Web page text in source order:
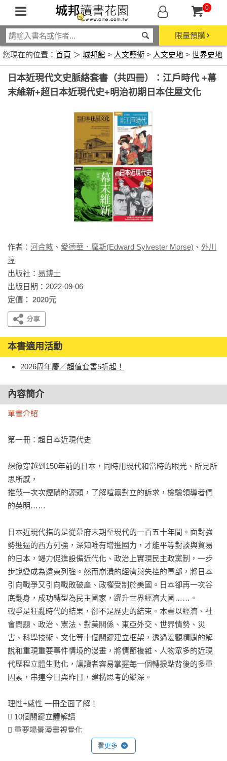
0
限量預購
您現在的位置： 首頁 ＞ 城邦館 > 人文藝術 > 人文史地 > 世界史地
日本近現代文史脈絡套書（共四冊）：江戶時代 +幕
末維新+超日本近現代史+明治初期日本住屋文化
作者： 河合敦 、 愛德華．摩斯(Edward Sylvester Morse) 、 外川
淳
出版社： 易博士
出版日期：2022-09-06
定價： 2020元
本書適用活動
2026周年慶／超值套書5折起！
內容簡介
單書介紹
第一冊：超日本近現代史
想像穿越到150年前的日本，同時用現代和當時的眼光、所見所
思所感，
推敲一次次煙硝的源頭，了解喧囂對立的訴求，檢驗領導者們
的英明……
日本近現代指的是從幕府末期至現代的一百五十年間。面對強
勢進逼的西方列強，深知唯有增進國力，才能平等對談與貿易
的日本，竭力促進設備近代化、政治上實現民主政黨制，一步
步蛻變成為遠東列強。然而崩潰的經濟與失控的軍部，將日本
引向戰爭又引向戰敗破產、政權受制於美國。日本卻再一次谷
底翻身，成功轉型為民主國家，躍升世界經濟大國……。
戰爭是狂亂時代的結果，卻不是歷史的結束。本書以經濟、社
會問題、政治、憲法、對美關係、東亞外交、世界情勢、災
害、科學技術、文化等十個關鍵建立框架，透過宏觀精闢的解
說和重現重要事件情境的漫畫，將情節複雜、人物眾多的近現
代歷程立體生動化，讓讀者容易掌握每一個轉捩點背後的多重
因素，串連今日與昨日，建構思考的縱深。
理性+感性 一冊全面了解！
 10個關鍵立體解讀
 重要場景漫畫視覺化
看更多